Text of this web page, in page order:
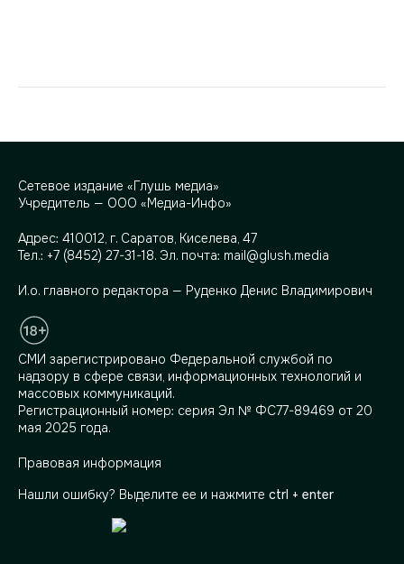
Сетевое издание «Глушь медиа»
Учредитель — ООО «Медиа-Инфо»
Адрес: 410012, г. Саратов, Киселева, 47
Тел.: +7 (8452) 27-31-18. Эл. почта: mail@glush.media
И.о. главного редактора — Руденко Денис Владимирович
СМИ зарегистрировано Федеральной службой по
надзору в сфере связи, информационных технологий и
массовых коммуникаций.
Регистрационный номер: серия Эл № ФС77-89469 от 20
мая 2025 года.
Правовая информация
Нашли ошибку? Выделите ее и нажмите ctrl + enter